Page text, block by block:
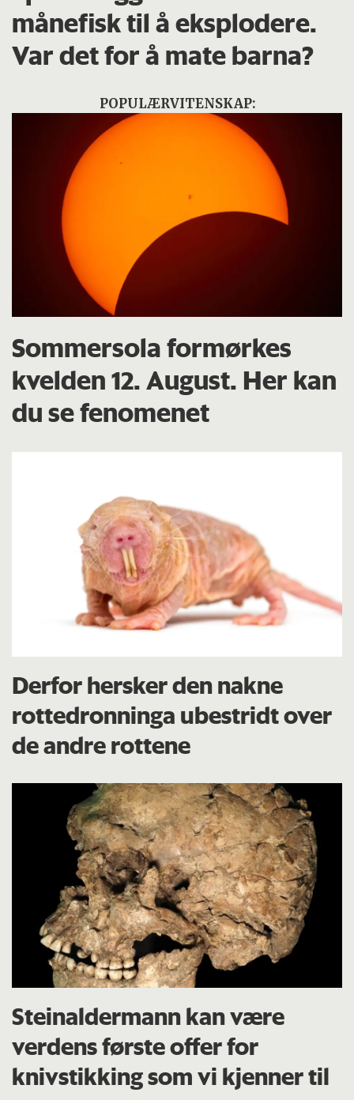
månefisk til å eksplodere.
Var det for å mate barna?
POPULÆRVITENSKAP:
Sommersola formørkes
kvelden 12. August. Her kan
du se fenomenet
Derfor hersker den nakne
rottedronninga ubestridt over
de andre rottene
Steinaldermann kan være
verdens første offer for
knivstikking som vi kjenner til